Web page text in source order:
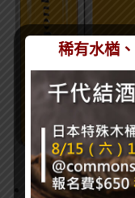
容量：凱歌皇牌
稀有水楢